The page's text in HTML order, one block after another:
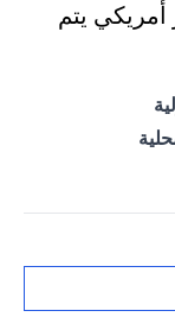
يتم